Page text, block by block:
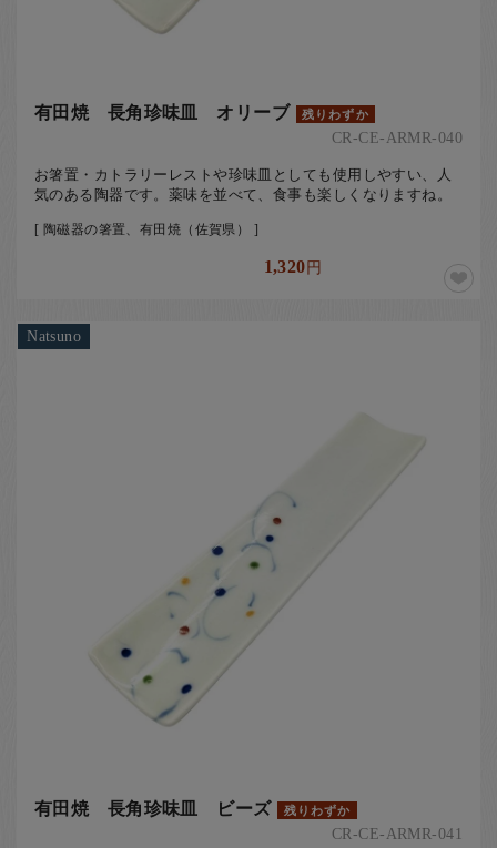
有田焼 長角珍味皿 オリーブ 残りわずか
CR-CE-ARMR-040
お箸置・カトラリーレストや珍味皿としても使用しやすい、人
気のある陶器です。薬味を並べて、食事も楽しくなりますね。
[ 陶磁器の箸置、有田焼（佐賀県） ]
1,320円
Natsuno
有田焼 長角珍味皿 ビーズ 残りわずか
CR-CE-ARMR-041